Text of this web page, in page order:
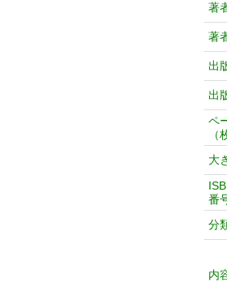
著
著
出
出
（
大
番
分
内